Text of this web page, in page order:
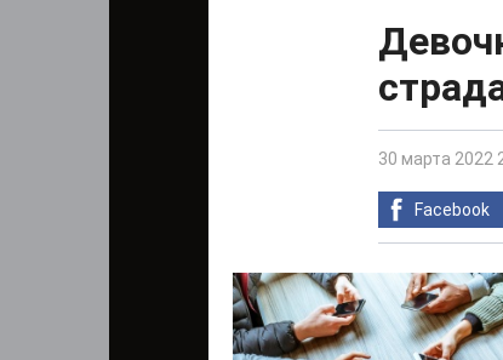
30 марта 2022
Facebook